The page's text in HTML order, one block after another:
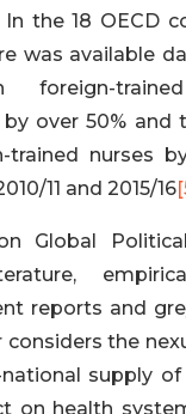
In the 18 OECD
was available
by over 50% and
trained nurses
11 and 2015/16
Global
reports and
considers the
supply of
on health